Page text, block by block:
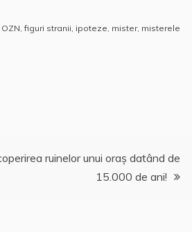
,figuri stranii, ipoteze, mister, misterele
ruinelor unui oraş datând de
15.000 de ani!